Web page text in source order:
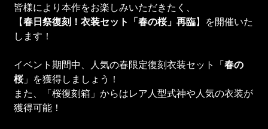
皆様により本作をお楽しみいただきたく、
【春日祭復刻！衣装セット「春の桜」再臨】を開催いた
します！
イベント期間中、人気の春限定復刻衣装セット「春の
桜」を獲得しましょう！
また、「桜復刻箱」からはレア人型式神や人気の衣装が
獲得可能！